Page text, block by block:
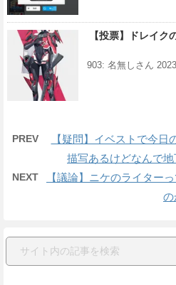
【投票】ドレイク
903: 名無しさん
PREV
【疑問】イベストで今日
描写あるけどなんで
NEXT
【議論】ニケのライター
の